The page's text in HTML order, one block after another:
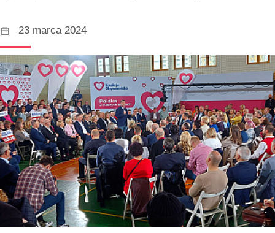
23 marca 2024